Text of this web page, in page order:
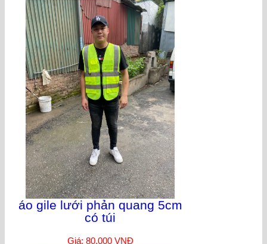
áo gile lưới phản quang 5cm
có túi
Giá: 80,000 VNĐ